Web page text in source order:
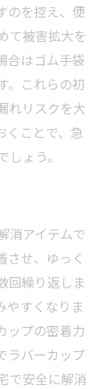
のを控え、便
て被害拡大を
合はゴム手袋
。これらの初
れリスクを大
くことで、急
ょう。
消アイテムで
させ、ゆっく
回繰り返しま
やすくなりま
ップの密着力
ラバーカップ
で安全に解消